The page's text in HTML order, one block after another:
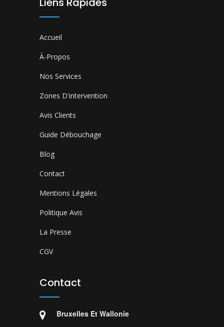
Accueil
À-Propos
Nos Services
Zones D'intervention
Avis Clients
Guide Débouchage
Blog
Contact
Mentions Légales
Politique Avis
La Presse
CGV
Contact
Bruxelles Et Wallonie